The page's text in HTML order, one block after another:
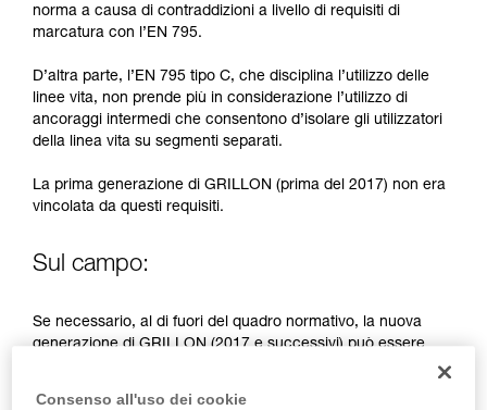
norma a causa di contraddizioni a livello di requisiti di
marcatura con l’EN 795.
D’altra parte, l’EN 795 tipo C, che disciplina l’utilizzo delle
linee vita, non prende più in considerazione l’utilizzo di
ancoraggi intermedi che consentono d’isolare gli utilizzatori
della linea vita su segmenti separati.
La prima generazione di GRILLON (prima del 2017) non era
vincolata da questi requisiti.
Sul campo:
Se necessario, al di fuori del quadro normativo, la nuova
generazione di GRILLON (2017 e successivi) può essere
Consenso all'uso dei cookie